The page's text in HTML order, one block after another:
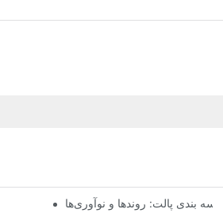
قفسه بندی پالت: روندها و نوآوری‌ها